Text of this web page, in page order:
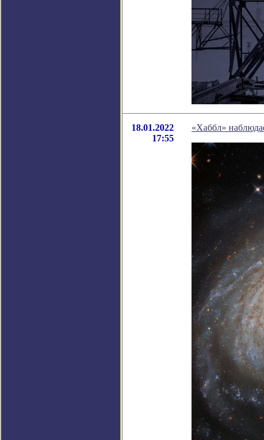
18.01.2022
17:55
«Хаббл»